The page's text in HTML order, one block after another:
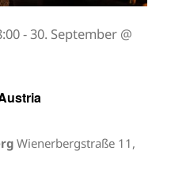
-30. September @
Wienerbergstraße 11,